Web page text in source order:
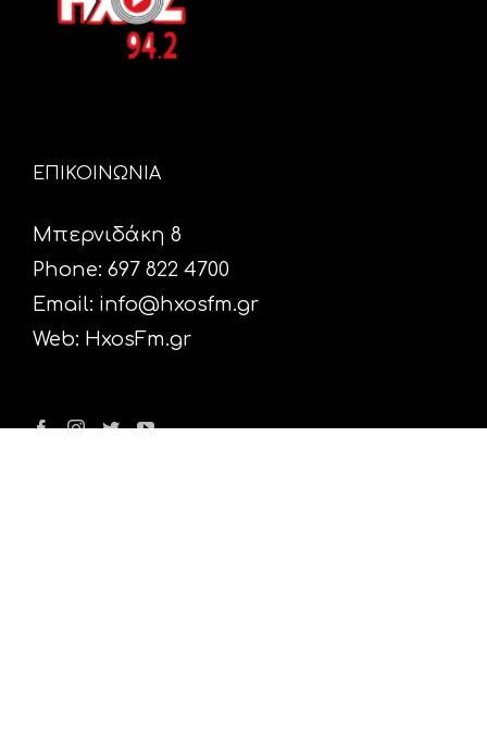
ΕΠΙΚΟΙΝΩΝΙΑ
Μπερνιδάκη 8
Phone: 697 822 4700
Email: info@hxosfm.gr
Web: HxosFm.gr